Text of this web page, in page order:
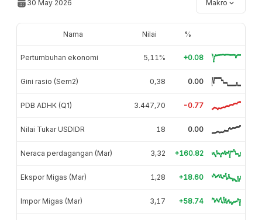
30 May 2026 Makro
Nama Nilai %
Pertumbuhan ekonomi 5,11% +0.08
Gini rasio (Sem2) 0,38 0.00
PDB ADHK (Q1) 3.447,70 -0.77
Nilai Tukar USDIDR 18 0.00
Neraca perdagangan (Mar) 3,32 +160.82
Ekspor Migas (Mar) 1,28 +18.60
Impor Migas (Mar) 3,17 +58.74